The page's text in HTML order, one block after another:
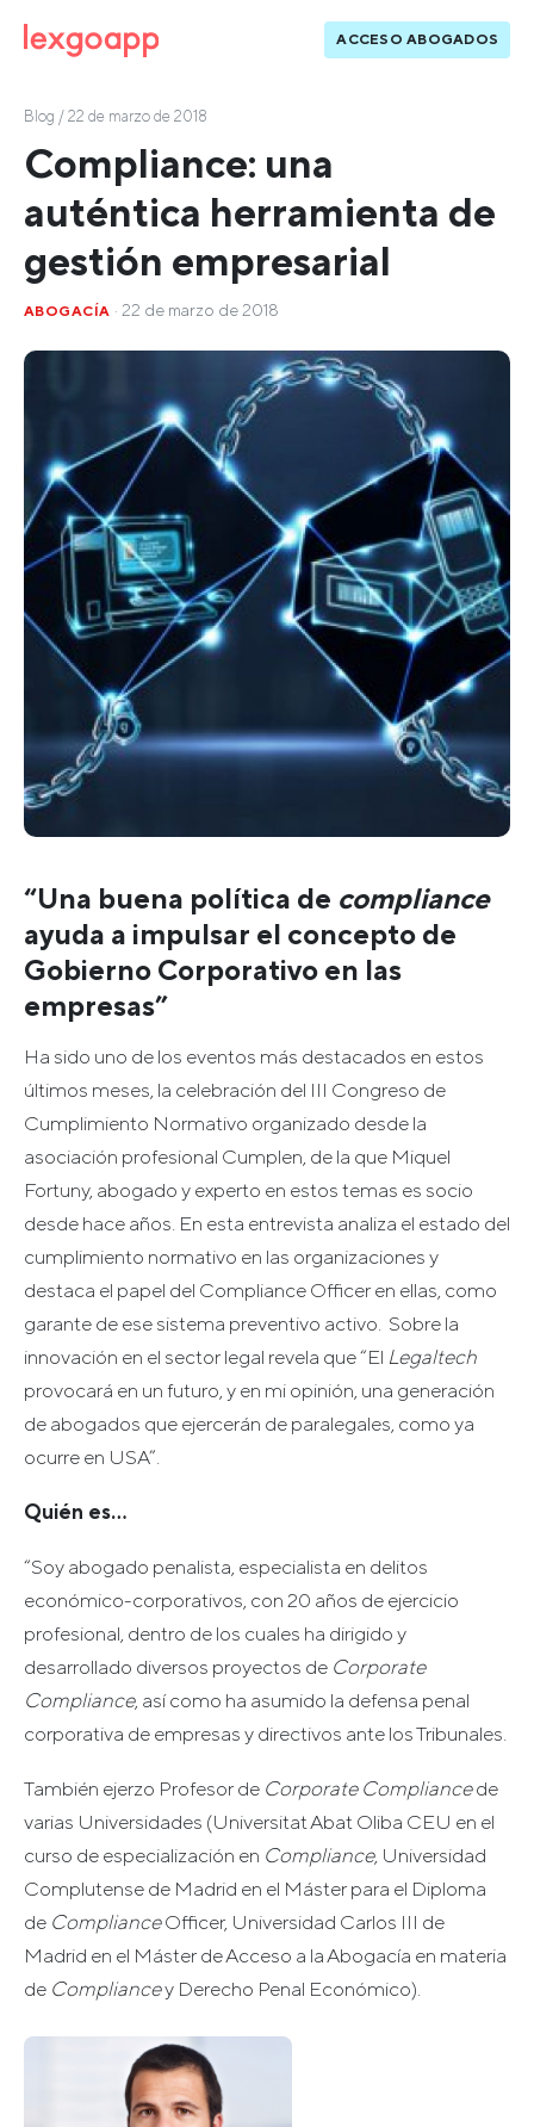
ACCESO ABOGADOS
Blog / 22 de marzo de 2018
Compliance: una
auténtica herramienta de
gestión empresarial
ABOGACÍA · 22 de marzo de 2018
“Una buena política de compliance
ayuda a impulsar el concepto de
Gobierno Corporativo en las
empresas”
Ha sido uno de los eventos más destacados en estos
últimos meses, la celebración del III Congreso de
Cumplimiento Normativo organizado desde la
asociación profesional Cumplen, de la que Miquel
Fortuny, abogado y experto en estos temas es socio
desde hace años. En esta entrevista analiza el estado del
cumplimiento normativo en las organizaciones y
destaca el papel del Compliance Officer en ellas, como
garante de ese sistema preventivo activo. Sobre la
innovación en el sector legal revela que “El Legaltech
provocará en un futuro, y en mi opinión, una generación
de abogados que ejercerán de paralegales, como ya
ocurre en USA”.
Quién es…
“Soy abogado penalista, especialista en delitos
económico-corporativos, con 20 años de ejercicio
profesional, dentro de los cuales ha dirigido y
desarrollado diversos proyectos de Corporate
Compliance, así como ha asumido la defensa penal
corporativa de empresas y directivos ante los Tribunales.
También ejerzo Profesor de Corporate Compliancede
varias Universidades (Universitat Abat Oliba CEU en el
curso de especialización en Compliance, Universidad
Complutense de Madrid en el Máster para el Diploma
de ComplianceOfficer, Universidad Carlos III de
Madrid en el Máster de Acceso a la Abogacía en materia
de Compliancey Derecho Penal Económico).